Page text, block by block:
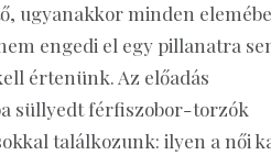
ugyanakkor minden
engedi el egy pillanatra
értenünk. Az előadás
süllyedt férfiszobor-torzók
találkozunk: ilyen a női